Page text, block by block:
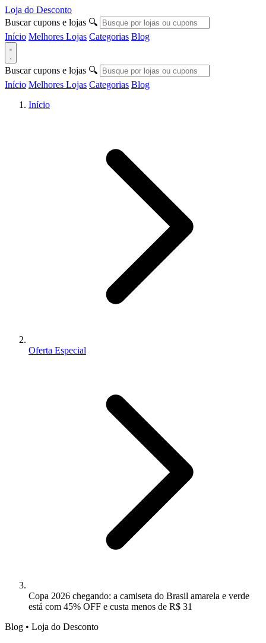
Loja do Desconto
Buscar cupons e lojas 🔍
Início Melhores Lojas Categorias Blog
Buscar cupons e lojas 🔍
Início Melhores Lojas Categorias Blog
Início
Oferta Especial
Copa 2026 chegando: a camiseta do Brasil amarela e verde
está com 45% OFF e custa menos de R$ 31
Blog • Loja do Desconto